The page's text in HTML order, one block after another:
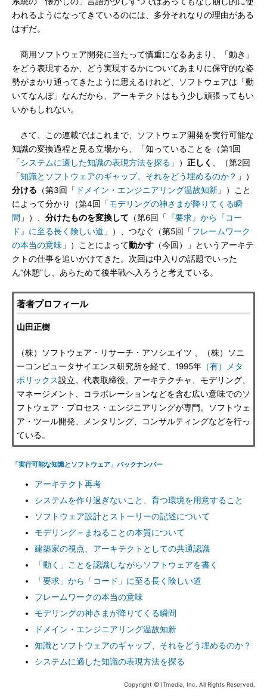
われるようになってきているのには、多分それなりの理由がある
はずだ。
商用ソフトウェア開発に当たって慎重になるあまり、「動き」
をどう表現するか、どう実現するかについてあまりに保守的な姿
勢がまかり通ってきたように思えるけれど、ソフトウェアは「動
いてなんぼ」なんだから、アーキテクトはもう少し頑張ってもい
いかもしれない。
さて、この連載ではこれまで、ソフトウェア開発を実行可能な
知識の変換過程と見る立場から、「知っていることを（第1回
「システムに適した知識の表現方法を探る」 ） 正しく
、（第2回
「知識とソフトウェアのギャップ、それをどう埋めるのか？ 」）
分ける （第3回「 ドメイン・エンジニアリング温故知新 」）こと
によって分かり（第4回「モデリングの神さまが降りてくる瞬
間 」）、 分けたものを変換して （第6回「
『要求』から『コー
ド』に至る長く険しい道 」）、つなぐ（第5回「フレームワーク
の本当の意味 」）ことによって動かす （今回）」というアーキテ
クトの仕事を追いかけてきた。次回は中入りの話題でいった
ん“休憩”し、あらためて後半戦へ入ろうと考えている。
著者プロフィール
山田正樹
（株）ソフトウェア・リサーチ・アソシエイツ 、（株）ソニ
ーコンピュータサイエンス研究所を経て、1995年 （有）メタ
ボリックス設立。代表取締役。アーキテクチャ、モデリング、
マネージメント、コラボレーションなどを含む広い意味でのソ
フトウェア・プロセス・エンジニアリングが専門。ソフトウェ
ア・ツール開発、メンタリング、コンサルティングなどを行っ
ている。
「実行可能な知識とソフトウェア」バックナンバー
アーキテクト再考
システムを作り過ぎないこと、育つ環境を用意すること
ソフトウェア設計とストーリーの記述について
モデリング＝まねることの本質について
建築家の視点、アーキテクトとしての共通認識
「動く」ことを認識しながらソフトウェアを書く
「要求」から「コード」に至る長く険しい道
フレームワークの本当の意味
モデリングの神さまが降りてくる瞬間
ドメイン・エンジニアリング温故知新
知識とソフトウェアのギャップ、それをどう埋めるのか？
システムに適した知識の表現方法を探る
Copyright © ITmedia, Inc. All Rights Reserved.